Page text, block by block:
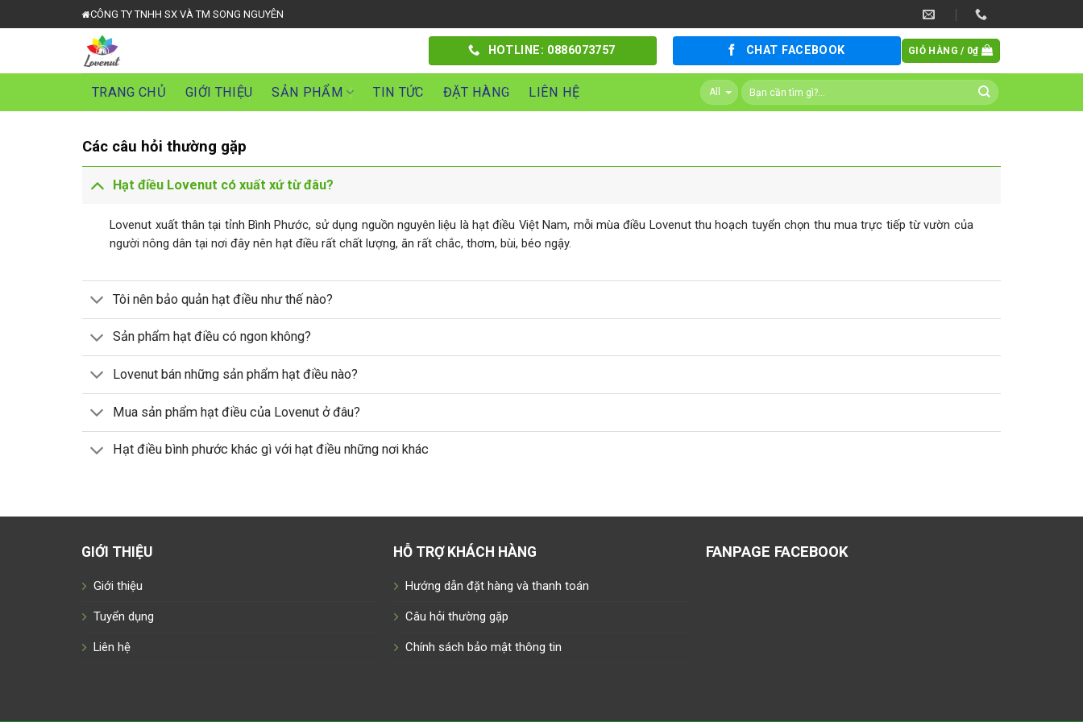
to
CÔNG TY TNHH SX VÀ TM SONG NGUYÊN
HOTLINE: 0886073757 CHAT FACEBOOK GIỎ HÀNG / 0₫
TRANG CHỦ GIỚI THIỆU SẢN PHẨM TIN TỨC ĐẶT HÀNG LIÊN HỆ
Các câu hỏi thường gặp
Hạt điều Lovenut có xuất xứ từ đâu?
Lovenut xuất thân tại tỉnh Bình Phước, sử dụng nguồn nguyên liệu là hạt điều Việt Nam, mỗi mùa điều Lovenut thu hoạch tuyển chọn thu mua trực tiếp từ vườn của
người nông dân tại nơi đây nên hạt điều rất chất lượng, ăn rất chắc, thơm, bùi, béo ngậy.
Tôi nên bảo quản hạt điều như thế nào?
Sản phẩm hạt điều có ngon không?
Lovenut bán những sản phẩm hạt điều nào?
Mua sản phẩm hạt điều của Lovenut ở đâu?
Hạt điều bình phước khác gì với hạt điều những nơi khác
GIỚI THIỆU
Giới thiệu
Tuyển dụng
Liên hệ
HỖ TRỢ KHÁCH HÀNG
Hướng dẫn đặt hàng và thanh toán
Câu hỏi thường gặp
Chính sách bảo mật thông tin
FANPAGE FACEBOOK